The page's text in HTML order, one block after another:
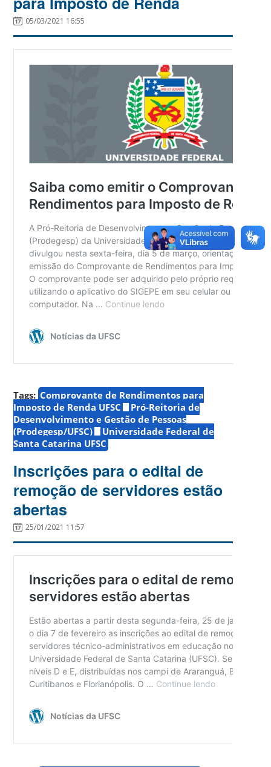
05/03/2021 16:55
Tags: Comprovante de Rendimentos para
Imposto de Renda UFSC
Pró-Reitoria de
Desenvolvimento e Gestão de Pessoas
(Prodegesp/UFSC)
Universidade Federal de
Santa Catarina UFSC
Inscrições para o edital de
remoção de servidores estão
abertas
25/01/2021 11:57